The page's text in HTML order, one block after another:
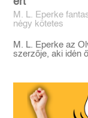
M. L. Eperke
négy kötetes
M. L. Eperke az
szerzője, aki idén